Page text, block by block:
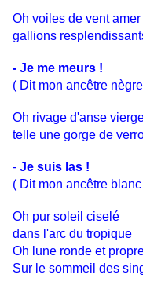
Oh voiles de vent amer
gallions
- Je me meurs !
( Dit mon ancêtre
Oh rivage d'anse
telle une gorge de
- Je suis las !
( Dit mon ancêtre
Oh pur soleil ciselé
dans l'arc du tropique
Oh lune ronde et
Sur le sommeil des